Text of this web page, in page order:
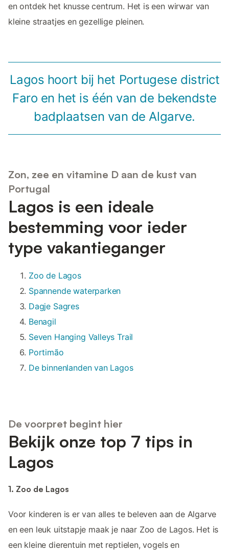
en ontdek het knusse centrum. Het is een wirwar van
kleine straatjes en gezellige pleinen.
Lagos hoort bij het Portugese district
Faro en het is één van de bekendste
badplaatsen van de Algarve.
Zon, zee en vitamine D aan de kust van
Portugal
Lagos is een ideale
bestemming voor ieder
type vakantieganger
Zoo de Lagos
Spannende waterparken
Dagje Sagres
Benagil
Seven Hanging Valleys Trail
Portimão
De binnenlanden van Lagos
De voorpret begint hier
Bekijk onze top 7 tips in
Lagos
1. Zoo de Lagos
Voor kinderen is er van alles te beleven aan de Algarve
en een leuk uitstapje maak je naar Zoo de Lagos. Het is
een kleine dierentuin met reptielen, vogels en